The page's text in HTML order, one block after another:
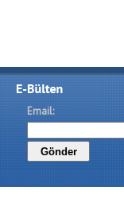
Email: